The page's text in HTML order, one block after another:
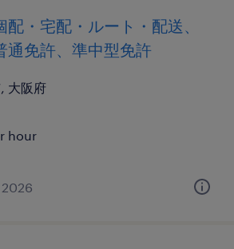
・宅配・ルート・配送、
通免許、準中型免許
大阪府
hour